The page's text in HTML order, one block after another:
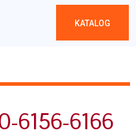
KATALOG
6156-6166